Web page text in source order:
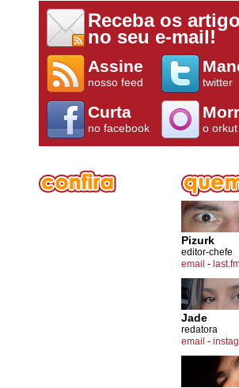
Receba os
no seu e-mail!
Assine
nosso feed twitter
Curta
no facebook o orkut
Pizurk
editor-chefe
email -
Jade
redatora
email -